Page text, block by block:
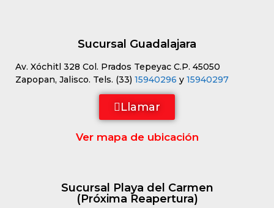
Sucursal Guadalajara
Av. Xóchitl 328 Col. Prados Tepeyac C.P. 45050
Zapopan, Jalisco. Tels. (33) 15940296 y 15940297
Llamar
Ver mapa de ubicación
Sucursal Playa del Carmen
(Próxima Reapertura)